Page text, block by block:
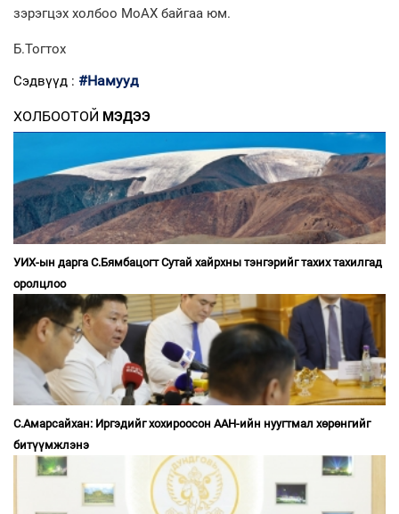
зэрэгцэх холбоо МоАХ байгаа юм.
Б.Тогтох
Сэдвүүд : #Намууд
ХОЛБООТОЙ МЭДЭЭ
УИХ-ын дарга С.Бямбацогт Сутай хайрхны тэнгэрийг тахих тахилгад
оролцлоо
С.Амарсайхан: Иргэдийг хохироосон ААН-ийн нуугтмал хөрөнгийг
битүүмжлэнэ